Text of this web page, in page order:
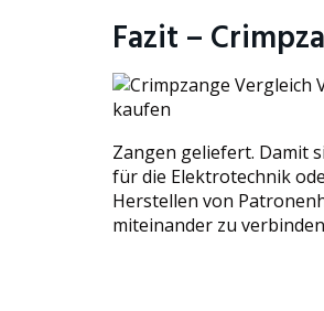
Fazit –
Zangen geliefert. Damit
für die Elektrotechnik
Herstellen von
miteinander zu